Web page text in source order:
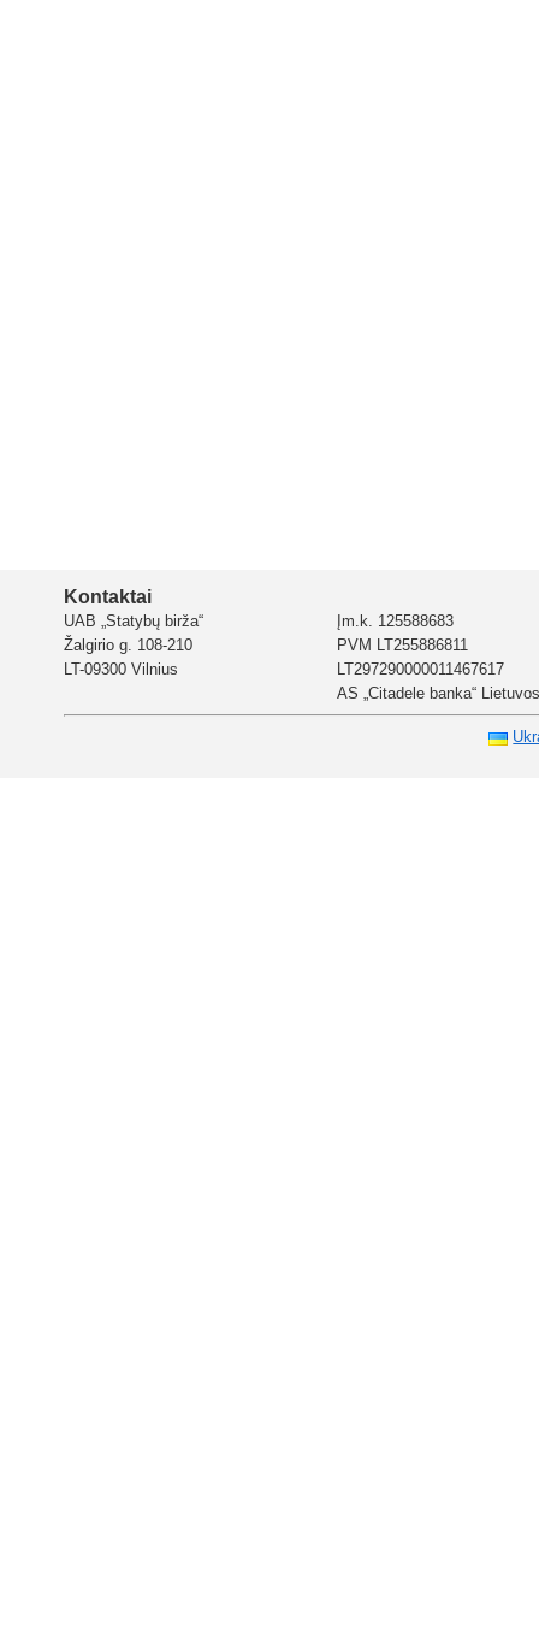
Kontaktai
UAB „Statybų birža“
Žalgirio g. 108-210
LT-09300 Vilnius
Įm.k. 125588683
PVM LT255886811
LT297290000011467617
AS „Citadele banka“